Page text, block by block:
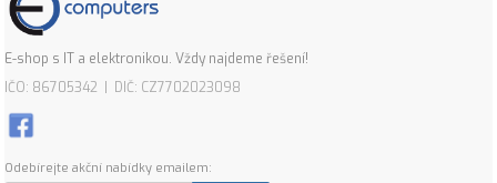
E-shop s IT a elektronikou. Vždy najdeme řešení!
IČO: 86705342 | DIČ: CZ7702023098
Odebírejte akční nabídky emailem: